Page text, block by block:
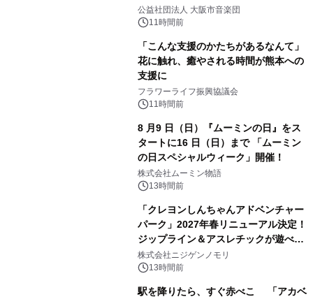
公益社団法人 大阪市音楽団
11時間前
「こんな支援のかたちがあるなんて」
花に触れ、癒やされる時間が熊本への
支援に
フラワーライフ振興協議会
11時間前
8 月9 日（日）『ムーミンの日』をス
タートに16 日（日）まで 「ムーミン
の日スペシャルウィーク」開催！
株式会社ムーミン物語
13時間前
「クレヨンしんちゃんアドベンチャー
パーク」2027年春リニューアル決定！
ジップライン＆アスレチックが遊べる
のは今年が最後！ 「ラスト！ドキがム
ネムネ～大作戦！」始動
株式会社ニジゲンノモリ
13時間前
駅を降りたら、すぐ赤べこ 「アカベ